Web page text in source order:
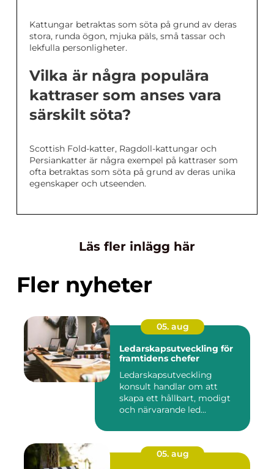
Kattungar betraktas som söta på grund av deras
stora, runda ögon, mjuka päls, små tassar och
lekfulla personligheter.
Vilka är några populära
kattraser som anses vara
särskilt söta?
Scottish Fold-katter, Ragdoll-kattungar och
Persiankatter är några exempel på kattraser som
ofta betraktas som söta på grund av deras unika
egenskaper och utseenden.
Läs fler inlägg här
Fler nyheter
05. aug
Ledarskapsutveckling för
framtidens chefer
Ledarskapsutveckling
konsult handlar om att
skapa ett hållbart, modigt
och närvarande led...
05. aug